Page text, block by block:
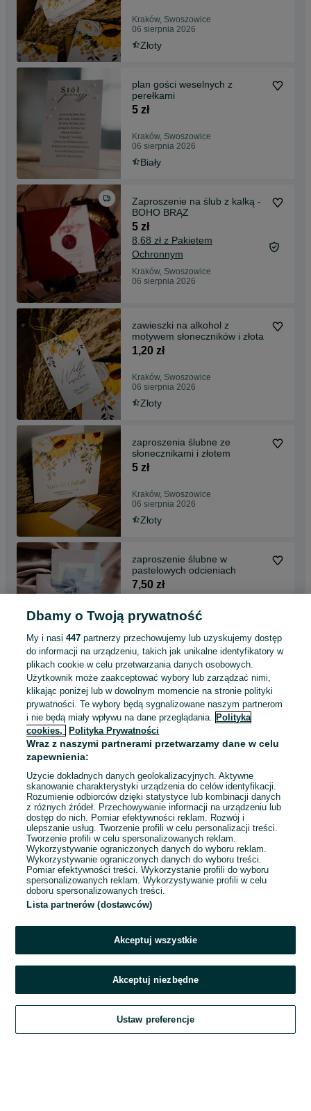
Kraków, Swoszowice
06 sierpnia 2026
Złoty
plan gości weselnych z
perełkami
5 zł
Kraków, Swoszowice
06 sierpnia 2026
Biały
Zaproszenie na ślub z kalką -
BOHO BRĄZ
5 zł
8,68 zł z Pakietem
Ochronnym
Kraków, Swoszowice
06 sierpnia 2026
zawieszki na alkohol z
motywem słoneczników i złota
1,20 zł
Kraków, Swoszowice
06 sierpnia 2026
Złoty
zaproszenia ślubne ze
słonecznikami i złotem
5 zł
Kraków, Swoszowice
06 sierpnia 2026
Złoty
zaproszenie ślubne w
pastelowych odcieniach
7,50 zł
Kraków, Swoszowice
06 sierpnia 2026
Pudrowy róż
winietki na stół weselny
minimalistyczne z perełkami
1,50 zł
Kraków, Swoszowice
06 sierpnia 2026
1 ... 4 ... 114
Zadzwoń / SMS
Szukaj Obserwujesz Dodaj Czat Konto
Dbamy o Twoją prywatność
My i nasi447 partnerzy przechowujemy lub uzyskujemy dostęp
do informacji na urządzeniu, takich jak unikalne identyfikatory w
plikach cookie w celu przetwarzania danych osobowych.
Użytkownik może zaakceptować wybory lub zarządzać nimi,
klikając poniżej lub w dowolnym momencie na stronie polityki
prywatności. Te wybory będą sygnalizowane naszym partnerom
i nie będą miały wpływu na dane przeglądania. Polityka
cookies,
Polityka Prywatności
Wraz z naszymi partnerami przetwarzamy dane w celu
zapewnienia:
Użycie dokładnych danych geolokalizacyjnych. Aktywne
skanowanie charakterystyki urządzenia do celów identyfikacji.
Rozumienie odbiorców dzięki statystyce lub kombinacji danych
z różnych źródeł. Przechowywanie informacji na urządzeniu lub
dostęp do nich. Pomiar efektywności reklam. Rozwój i
ulepszanie usług. Tworzenie profili w celu personalizacji treści.
Tworzenie profili w celu spersonalizowanych reklam.
Wykorzystywanie ograniczonych danych do wyboru reklam.
Wykorzystywanie ograniczonych danych do wyboru treści.
Pomiar efektywności treści. Wykorzystanie profili do wyboru
spersonalizowanych reklam. Wykorzystywanie profili w celu
doboru spersonalizowanych treści.
Lista partnerów (dostawców)
Akceptuj wszystkie
Akceptuj niezbędne
Ustaw preferencje